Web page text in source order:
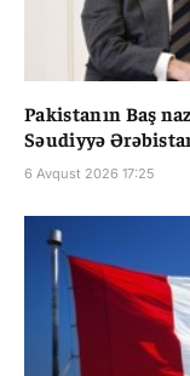
Pakistanın Baş
Səudiyyə
6 Avqust 2026 17:25